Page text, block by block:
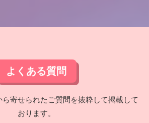
よくある質問
寄せられたご質問を抜粋して掲載して
おります。